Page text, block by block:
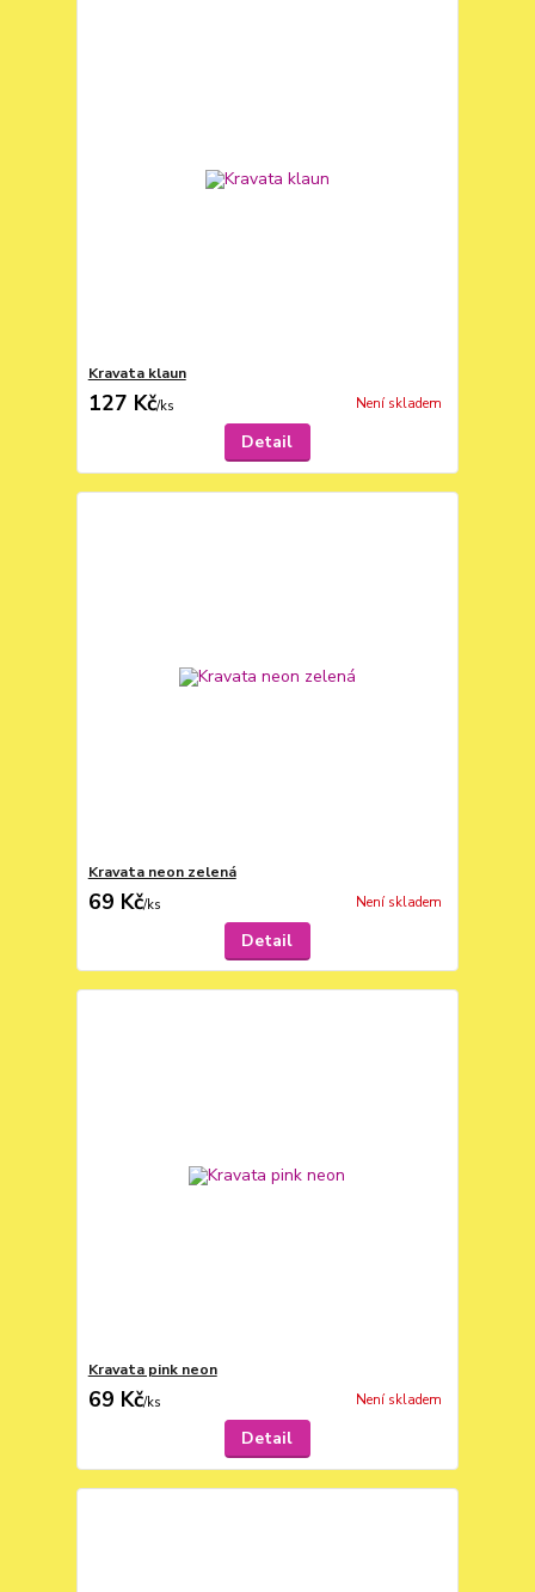
Kravata klaun
127 Kč/ks Není skladem
Detail
Kravata neon zelená
69 Kč/ks Není skladem
Detail
Kravata pink neon
69 Kč/ks Není skladem
Detail